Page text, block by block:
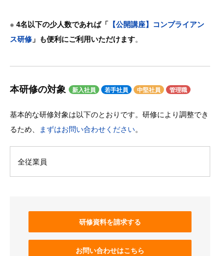
※ 4名以下の少人数であれば「 【公開講座】コンプライアン
ス研修」も便利にご利用いただけます。
本研修の対象 新入社員 若手社員 中堅社員 管理職
基本的な研修対象は以下のとおりです。研修により調整でき
るため、
まずはお問い合わせください。
全従業員
研修資料を請求する
お問い合わせはこちら